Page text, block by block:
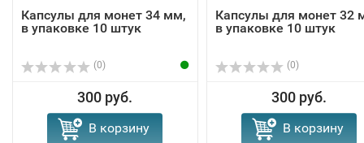
Капсулы для монет 34 мм,
в упаковке 10 штук
(0)
300 руб.
В корзину
Капсулы для монет 32
в упаковке 10 штук
(0)
300 руб.
В корзину